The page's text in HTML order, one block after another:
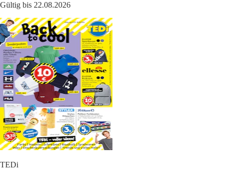
Gültig bis 22.08.2026
TEDi